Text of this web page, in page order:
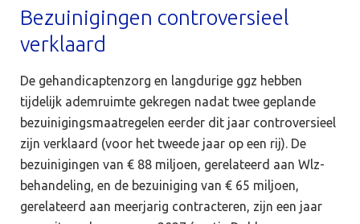
Bezuinigingen controversieel
verklaard
De gehandicaptenzorg en langdurige ggz hebben
tijdelijk ademruimte gekregen nadat twee geplande
bezuinigingsmaatregelen eerder dit jaar controversieel
zijn verklaard (voor het tweede jaar op een rij). De
bezuinigingen van € 88 miljoen, gerelateerd aan Wlz-
behandeling, en de bezuiniging van € 65 miljoen,
gerelateerd aan meerjarig contracteren, zijn een jaar